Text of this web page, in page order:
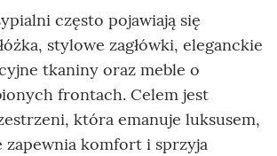
często pojawiają się
stylowe zagłówki, eleganckie
tkaniny oraz meble o
frontach. Celem jest
która emanuje luksusem,
zapewnia komfort i sprzyja